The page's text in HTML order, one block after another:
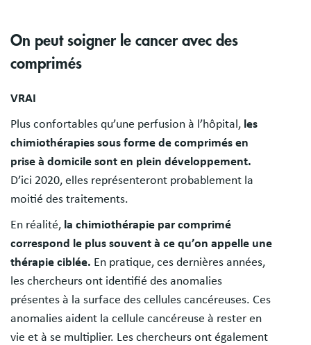
On peut soigner le cancer avec des
comprimés
VRAI
Plus confortables qu’une perfusion à l’hôpital, les
chimiothérapies sous forme de comprimés en
prise à domicile sont en plein développement.
D’ici 2020, elles représenteront probablement la
moitié des traitements.
En réalité, la chimiothérapie par comprimé
correspond le plus souvent à ce qu’on appelle une
thérapie ciblée. En pratique, ces dernières années,
les chercheurs ont identifié des anomalies
présentes à la surface des cellules cancéreuses. Ces
anomalies aident la cellule cancéreuse à rester en
vie et à se multiplier. Les chercheurs ont également